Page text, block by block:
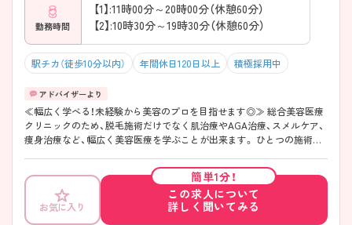
勤務時間
【1】:11時00分～20時00分（休憩60分）
【2】:10時30分～19時30分（休憩60分）
駅チカ（徒歩10分以内） 年間休日120日以上 積極採用中
≪幅広く学べる！未経験から美容のプロを目指せます◎≫ 総合美容医療
クリニックのため、脱毛施術だけでなく肌治療やAGA治療、スメルケア、
痩身治療など、幅広く美容医療を学ぶことが出来ます。 ひとつの施術を
が可能です。 また、残業時間が月3時間程度（2025年実績）でオンオフを切
り替えながら働きやすい環境です。
お気に入り
簡単1分！
この求人について
詳しく聞いてみる